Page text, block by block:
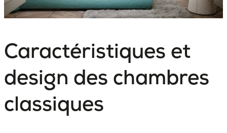
Caractéristiques et
design des chambres
classiques